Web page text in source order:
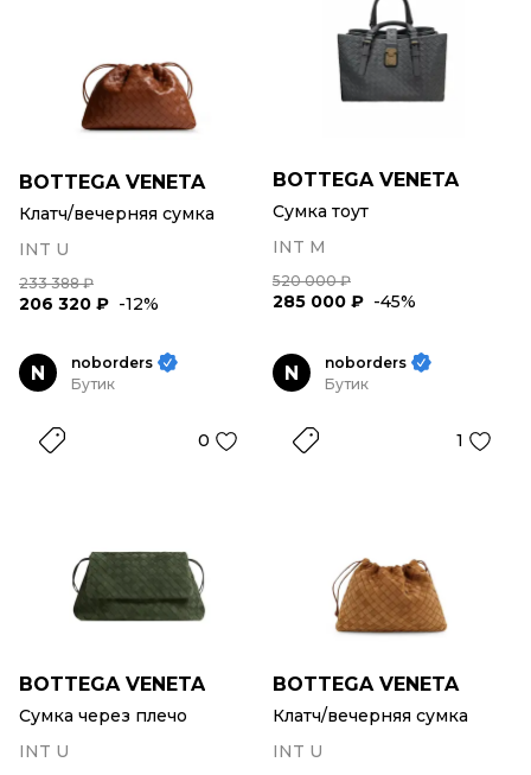
BOTTEGA VENETA
Клатч/вечерняя сумка
INT U
233 388 ₽
206 320 ₽ -12%
BOTTEGA VENETA
Сумка тоут
INT M
520 000 ₽
285 000 ₽ -45%
N
noborders
Бутик
0
BOTTEGA VENETA
Сумка через плечо
INT U
N
noborders
Бутик
1
BOTTEGA VENETA
Клатч/вечерняя сумка
INT U